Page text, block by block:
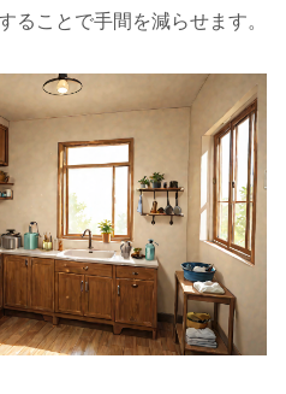
ることで手間を減らせます。